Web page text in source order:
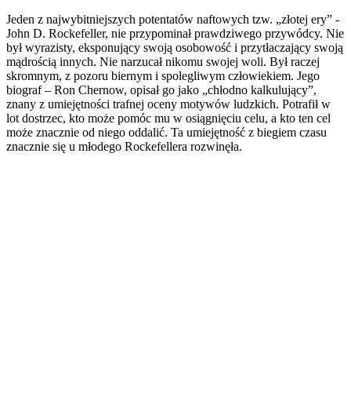
Jeden z najwybitniejszych potentatów naftowych tzw. „złotej ery” -
John D. Rockefeller, nie przypominał prawdziwego przywódcy. Nie
był wyrazisty, eksponujący swoją osobowość i przytłaczający swoją
mądrością innych. Nie narzucał nikomu swojej woli. Był raczej
skromnym, z pozoru biernym i spolegliwym człowiekiem. Jego
biograf – Ron Chernow, opisał go jako „chłodno kalkulujący”,
znany z umiejętności trafnej oceny motywów ludzkich. Potrafił w
lot dostrzec, kto może pomóc mu w osiągnięciu celu, a kto ten cel
może znacznie od niego oddalić. Ta umiejętność z biegiem czasu
znacznie się u młodego Rockefellera rozwinęła.